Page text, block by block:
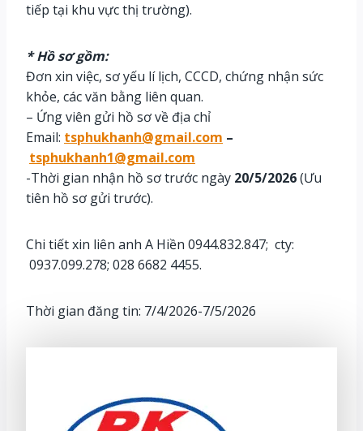
tiếp tại khu vực thị trường).
* Hồ sơ gồm:
Đơn xin việc, sơ yếu lí lịch, CCCD, chứng nhận sức
khỏe, các văn bằng liên quan.
– Ứng viên gửi hồ sơ về địa chỉ
Email: tsphukhanh@gmail.com –
tsphukhanh1@gmail.com
-Thời gian nhận hồ sơ trước ngày 20/5/2026(Ưu
tiên hồ sơ gửi trước).
Chi tiết xin liên anh A Hiền 0944.832.847; cty:
0937.099.278; 028 6682 4455.
Thời gian đăng tin: 7/4/2026-7/5/2026